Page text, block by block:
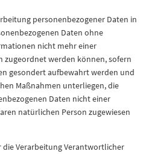
personenbezogener Daten in
Daten ohne
nicht mehr einer
zugeordnet werden können, sofern
gesondert aufbewahrt werden und
Maßnahmen unterliegen, die
Daten nicht einer
natürlichen Person zugewiesen
Verarbeitung Verantwortlicher